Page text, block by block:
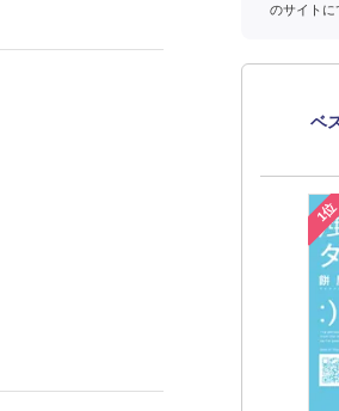
のサイトに
ベ
1位